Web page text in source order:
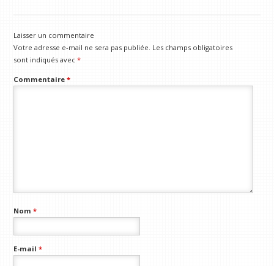
Laisser un commentaire
Votre adresse e-mail ne sera pas publiée. Les champs obligatoires
sont indiqués avec*
Commentaire*
Nom*
E-mail*